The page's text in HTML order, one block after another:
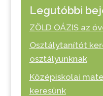
Legutóbbi
ZÖLD OÁZIS az
Osztálytanítót
osztályunknak
Középiskolai
keresünk